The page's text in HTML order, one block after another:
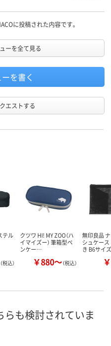
に投稿された内容です。
ーを全て見る
を書く
エストする
テル
（税込）
クツワ HI! MY ZOO（ハ
イマイズー） 筆箱型ペ
ンケー…
￥880～（税込）
無印良品
シュケー
き B6サイ
らも検討されていま